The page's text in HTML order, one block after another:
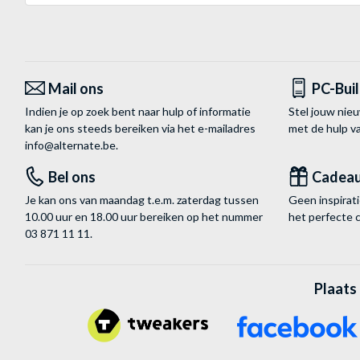
Mail ons
Indien je op zoek bent naar hulp of informatie
kan je ons steeds bereiken via het e-mailadres
info@alternate.be.
PC-
Stel jouw
met de hulp
Bel ons
Je kan ons van maandag t.e.m. zaterdag tussen
10.00 uur en 18.00 uur bereiken op het nummer
03 871 11 11.
Geen
het perfecte
Plaats